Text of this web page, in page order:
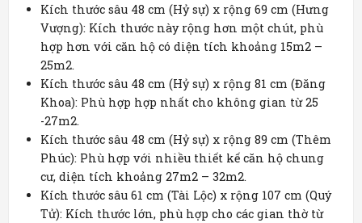
Kích thước sâu 48 cm (Hỷ sự) x rộng 69 cm (Hưng
Vượng): Kích thước này rộng hơn một chút, phù
hợp hơn với căn hộ có diện tích khoảng 15m2 –
25m2.
Kích thước sâu 48 cm (Hỷ sự) x rộng 81 cm (Đăng
Khoa): Phù hợp hợp nhất cho không gian từ 25
-27m2.
Kích thước sâu 48 cm (Hỷ sự) x rộng 89 cm (Thêm
Phúc): Phù hợp với nhiều thiết kế căn hộ chung
cư, diện tích khoảng 27m2 – 32m2.
Kích thước sâu 61 cm (Tài Lộc) x rộng 107 cm (Quý
Tử): Kích thước lớn, phù hợp cho các gian thờ từ